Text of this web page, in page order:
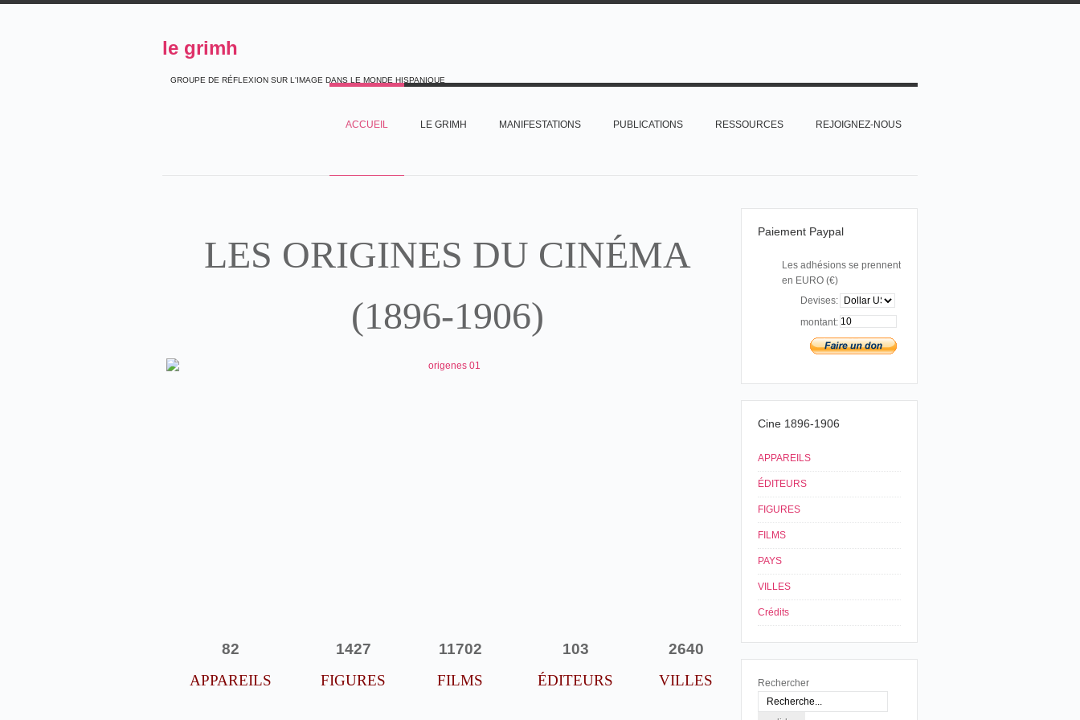
le grimh
GROUPE DE RÉFLEXION SUR L'IMAGE DANS LE MONDE HISPANIQUE
ACCUEIL LE GRIMH MANIFESTATIONS PUBLICATIONS RESSOURCES REJOIGNEZ-NOUS
LES ORIGINES DU CINÉMA
(1896-1906)
82 1427 11702 103
2640
APPAREILS
FIGURES FILMS ÉDITEURS VILLES
Paiement Paypal
Les adhésions se prennent
en EURO (€)
Devises:
montant:
Cine 1896-1906
APPAREILS
ÉDITEURS
FIGURES
FILMS
PAYS
VILLES
Crédits
Rechercher